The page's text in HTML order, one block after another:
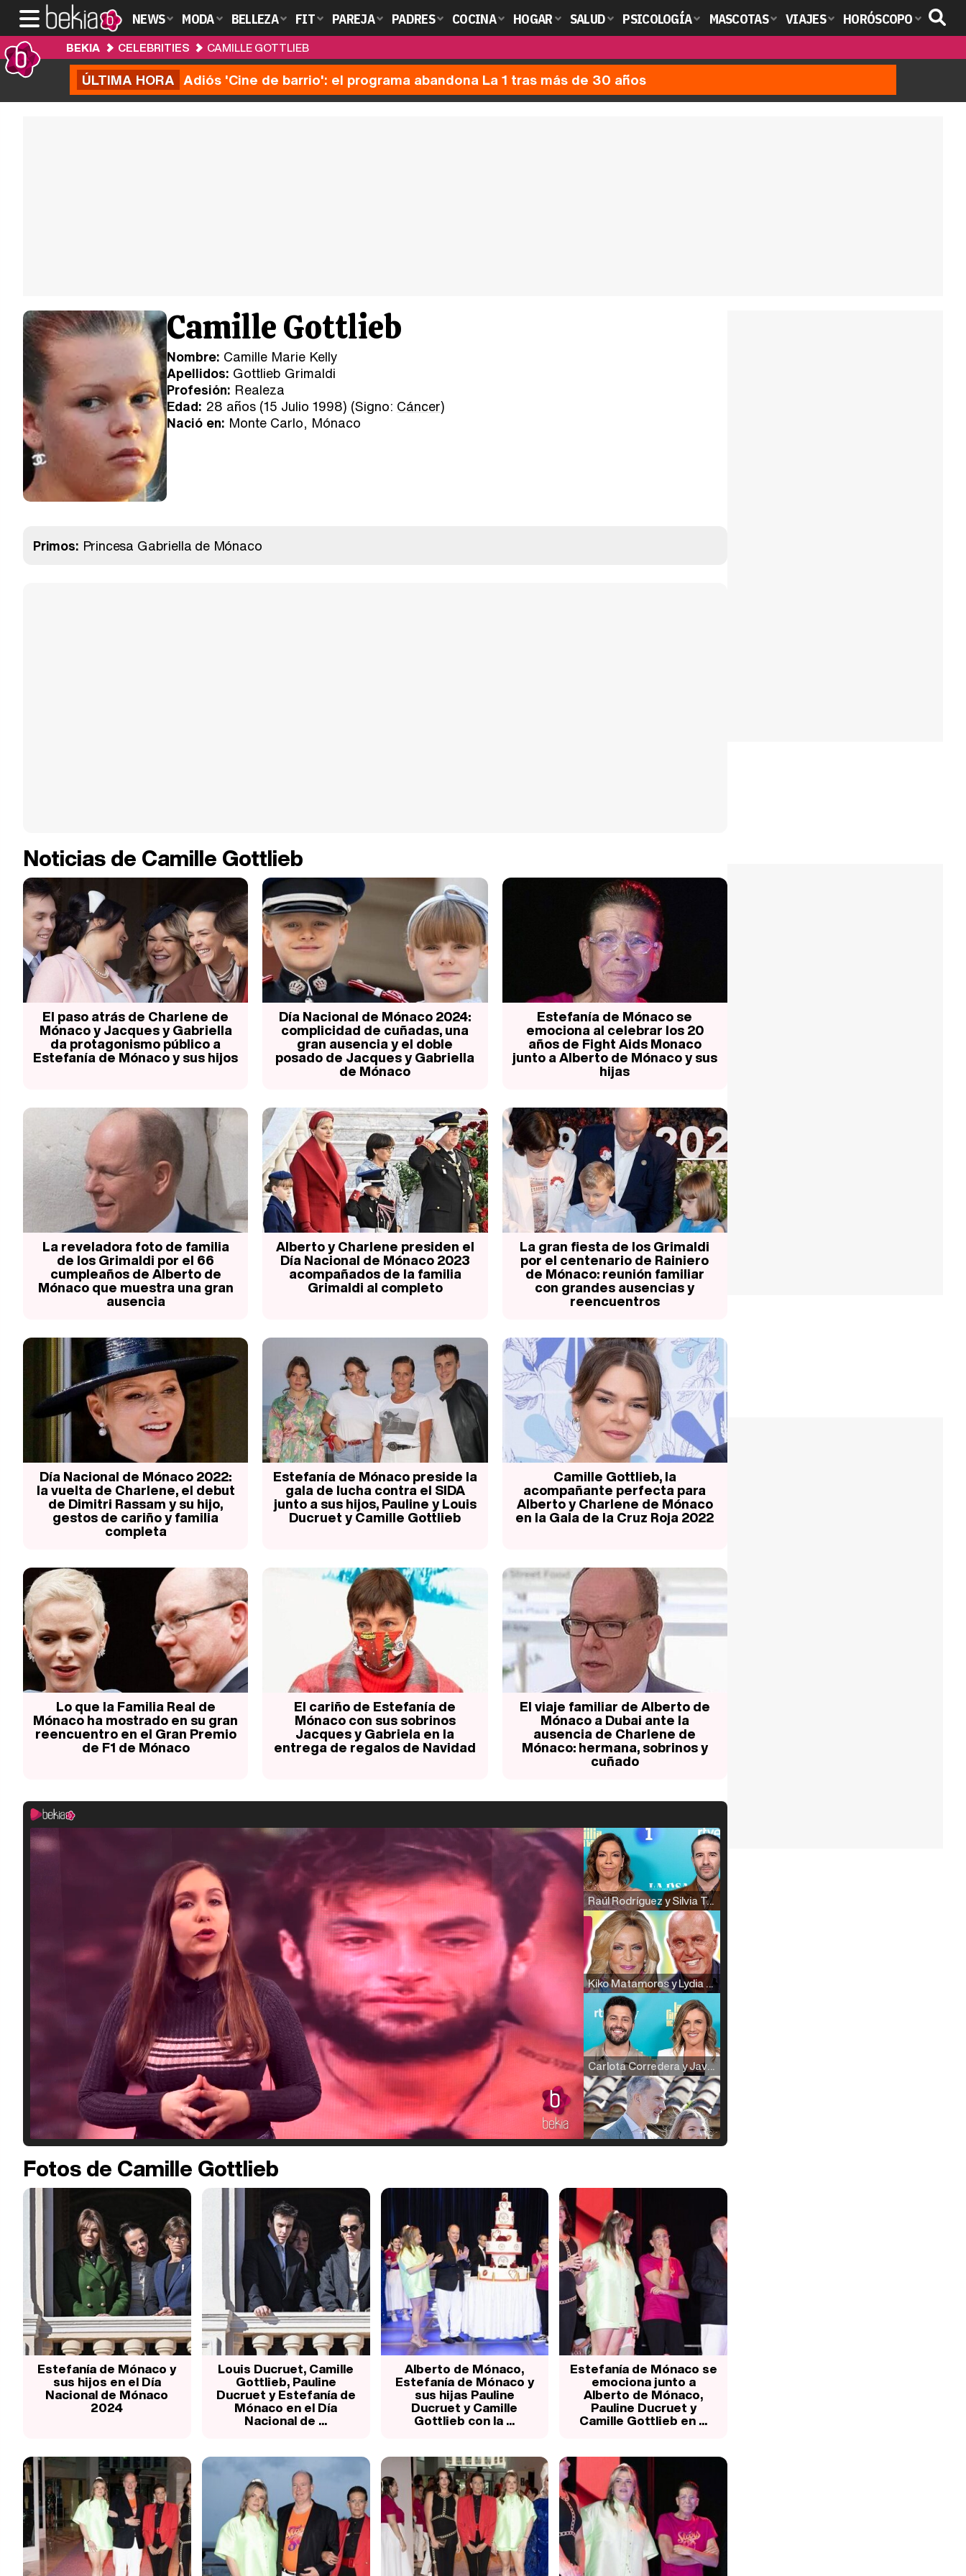
NEWS MODA BELLEZA FIT PAREJA PADRES COCINA HOGAR SALUD PSICOLOGÍA MASCOTAS VIAJES HORÓSCOPO
BEKIA CELEBRITIES CAMILLE GOTTLIEB
ÚLTIMA HORA Adiós 'Cine de barrio': el programa abandona La 1 tras más de 30 años
Camille Gottlieb
Nombre: Camille Marie Kelly
Apellidos: Gottlieb Grimaldi
Profesión: Realeza
Edad: 28 años (15 Julio 1998) (Signo: Cáncer)
Nació en: Monte Carlo, Mónaco
Primos: Princesa Gabriella de Mónaco
Noticias de Camille Gottlieb
El paso atrás de Charlene de
Mónaco y Jacques y Gabriella
da protagonismo público a
Estefanía de Mónaco y sus hijos
Día Nacional de Mónaco 2024:
complicidad de cuñadas, una
gran ausencia y el doble
posado de Jacques y Gabriella
de Mónaco
Estefanía de Mónaco se
emociona al celebrar los 20
años de Fight Aids Monaco
junto a Alberto de Mónaco y sus
hijas
La reveladora foto de familia
de los Grimaldi por el 66
cumpleaños de Alberto de
Mónaco que muestra una gran
ausencia
Alberto y Charlene presiden el
Día Nacional de Mónaco 2023
acompañados de la familia
Grimaldi al completo
La gran fiesta de los Grimaldi
por el centenario de Rainiero
de Mónaco: reunión familiar
con grandes ausencias y
reencuentros
Día Nacional de Mónaco 2022:
la vuelta de Charlene, el debut
de Dimitri Rassam y su hijo,
gestos de cariño y familia
completa
Estefanía de Mónaco preside la
gala de lucha contra el SIDA
junto a sus hijos, Pauline y Louis
Ducruet y Camille Gottlieb
Camille Gottlieb, la
acompañante perfecta para
Alberto y Charlene de Mónaco
en la Gala de la Cruz Roja 2022
Lo que la Familia Real de
Mónaco ha mostrado en su gran
reencuentro en el Gran Premio
de F1 de Mónaco
El cariño de Estefanía de
Mónaco con sus sobrinos
Jacques y Gabriela en la
entrega de regalos de Navidad
El viaje familiar de Alberto de
Mónaco a Dubai ante la
ausencia de Charlene de
Mónaco: hermana, sobrinos y
cuñado
Raúl Rodríguez y Silvia Taulés nos cuentan su papel en 'La familia de la tele'
Kiko Matamoros y Lydia Lozano: "Nuestro público es de todas las edades y RTVE tiene un público muy pegado a las novelas, al que tenemos que captar"
Carlota Corredera y Javier de Hoyos: "La tele tiene que representar al público también y aquí están todos los perfiles posibles&quo;
Así se tomó Felipe VI que la Infanta Sofía no quisiera recibir formación militar
Belén Esteban: "Estoy emocionada, muy contenta y muy feliz por llegar a RTVE"
Manu Baqueiro: "Tuve como referente a Bruce Willis en 'Luz de Luna' para mi trabajo en la serie 'Perdiendo el juicio'"
Fotos de Camille Gottlieb
Estefanía de Mónaco y
sus hijos en el Día
Nacional de Mónaco
2024
Louis Ducruet, Camille
Gottlieb, Pauline
Ducruet y Estefanía de
Mónaco en el Día
Nacional de ...
Alberto de Mónaco,
Estefanía de Mónaco y
sus hijas Pauline
Ducruet y Camille
Gottlieb con la ...
Estefanía de Mónaco se
emociona junto a
Alberto de Mónaco,
Pauline Ducruet y
Camille Gottlieb en ...